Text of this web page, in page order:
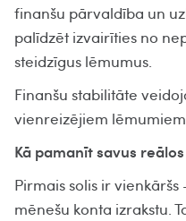
finanšu pārvaldība un
palīdzēt izvairīties no
steidzīgus lēmumus.
Finanšu stabilitāte
vienreizējiem
Kā pamanīt savus
Pirmais solis ir
mēnešu konta izrakstu.